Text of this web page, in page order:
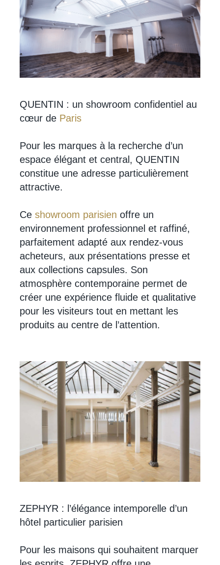
QUENTIN : un showroom confidentiel au
cœur de Paris
Pour les marques à la recherche d’un
espace élégant et central, QUENTIN
constitue une adresse particulièrement
attractive.
Ce showroom parisien offre un
environnement professionnel et raffiné,
parfaitement adapté aux rendez-vous
acheteurs, aux présentations presse et
aux collections capsules. Son
atmosphère contemporaine permet de
créer une expérience fluide et qualitative
pour les visiteurs tout en mettant les
produits au centre de l’attention.
ZEPHYR : l’élégance intemporelle d’un
hôtel particulier parisien
Pour les maisons qui souhaitent marquer